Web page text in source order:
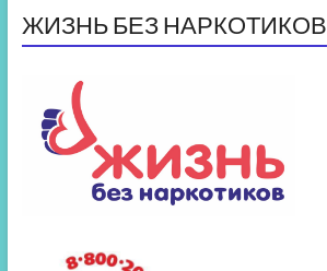
ЖИЗНЬ БЕЗ НАРКОТИКОВ